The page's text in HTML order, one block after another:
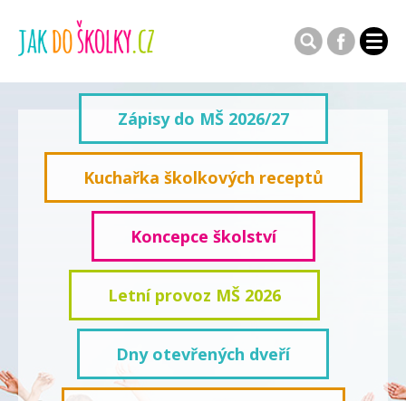
Zápisy do MŠ 2026/27
Kuchařka školkových receptů
Koncepce školství
Letní provoz MŠ 2026
Dny otevřených dveří